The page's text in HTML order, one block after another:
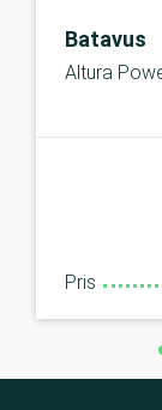
Batavus
Altura
Pris